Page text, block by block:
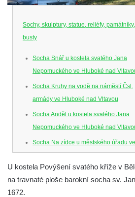
Sochy, skulptury, statue, reliéfy, památníky,
busty
Socha Snář u kostela svatého Jana
Nepomuckého ve Hluboké nad
Socha Kruhy na vodě na náměstí Čsl.
armády ve Hluboké nad Vltavou
Socha Anděl u kostela svatého Jana
Nepomuckého ve Hluboké nad
Socha Na zídce u městského úřadu ve
Hluboké nad Vltavou
Socha Posel na břehu Munického
ve Hluboké nad Vltavou
U kostela Povýšení svatého kříže v
na travnaté ploše barokní socha sv.
1672.